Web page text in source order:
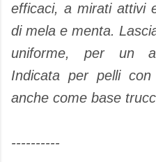
efficaci, a mirati attivi
di mela e menta.
uniforme, per un
Indicata per pelli
anche come base
----------